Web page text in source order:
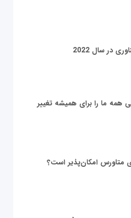
همه ما را برای همیشه تغییر
متاورس امکان‌پذیر است؟